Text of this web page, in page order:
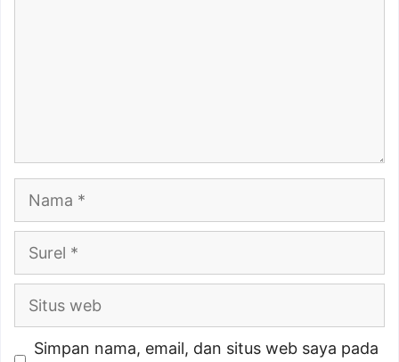
Nama
Surel
Situs
Simpan nama, email, dan situs web saya pada